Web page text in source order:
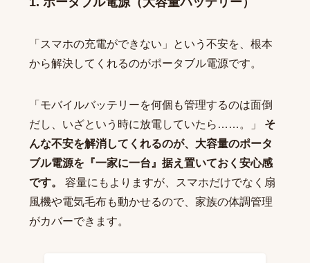
「スマホの充電ができない」という不安を、根本
から解決してくれるのがポータブル電源です。
「モバイルバッテリーを何個も管理するのは面倒
だし、いざという時に放電していたら……。」 そ
んな不安を解消してくれるのが、大容量のポータ
ブル電源を『一家に一台』据え置いておく安心感
です。
容量にもよりますが、スマホだけでなく扇
風機や電気毛布も動かせるので、家族の体調管理
がカバーできます。